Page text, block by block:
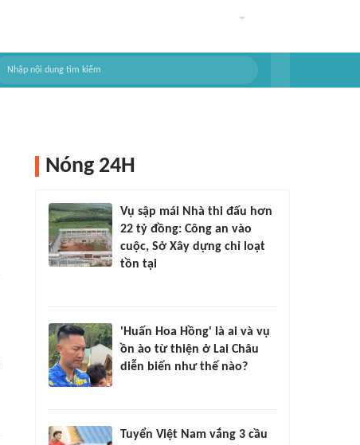
Nóng 24H
Vụ sập mái Nhà thi đấu hơn
22 tỷ đồng: Công an vào
cuộc, Sở Xây dựng chỉ loạt
tồn tại
'Huấn Hoa Hồng' là ai và vụ
ồn ào từ thiện ở Lai Châu
diễn biến như thế nào?
Tuyển Việt Nam vắng 3 cầu